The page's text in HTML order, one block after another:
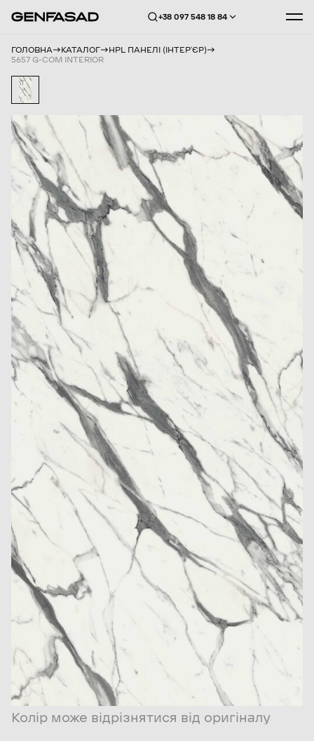
+38 097 548 18 84
ГОЛОВНА КАТАЛОГ
HPL ПАНЕЛІ (ІНТЕРʼЄР)
5657 G-COM INTERIOR
Колір може відрізнятися від оригіналу